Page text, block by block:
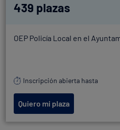
439 plazas
OEP Policía Local en el
Inscripción abierta hasta
Quiero mi plaza